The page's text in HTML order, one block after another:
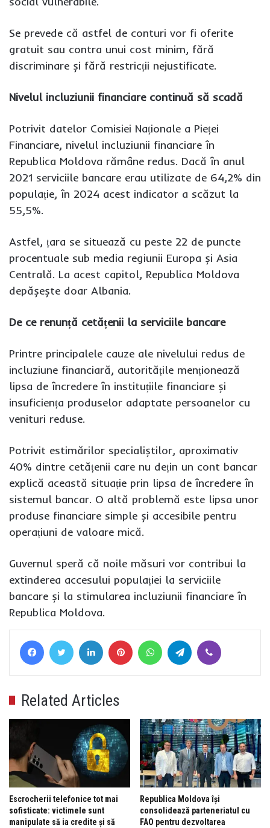
Se prevede că astfel de conturi vor fi oferite
gratuit sau contra unui cost minim, fără
discriminare și fără restricții nejustificate.
Nivelul incluziunii financiare continuă să scadă
Potrivit datelor Comisiei Naționale a Pieței
Financiare, nivelul incluziunii financiare în
Republica Moldova rămâne redus. Dacă în anul
2021 serviciile bancare erau utilizate de 64,2% din
populație, în 2024 acest indicator a scăzut la
55,5%.
Astfel, țara se situează cu peste 22 de puncte
procentuale sub media regiunii Europa și Asia
Centrală. La acest capitol, Republica Moldova
depășește doar Albania.
De ce renunță cetățenii la serviciile bancare
Printre principalele cauze ale nivelului redus de
incluziune financiară, autoritățile menționează
lipsa de încredere în instituțiile financiare și
insuficiența produselor adaptate persoanelor cu
venituri reduse.
Potrivit estimărilor specialiștilor, aproximativ
40% dintre cetățenii care nu dețin un cont bancar
explică această situație prin lipsa de încredere în
sistemul bancar. O altă problemă este lipsa unor
produse financiare simple și accesibile pentru
operațiuni de valoare mică.
Guvernul speră că noile măsuri vor contribui la
extinderea accesului populației la serviciile
bancare și la stimularea incluziunii financiare în
Republica Moldova.
FacebookTwitter LinkedIn Pinterest WhatsAppTelegram
Related Articles
Escrocherii telefonice tot mai
sofisticate: victimele sunt
manipulate să ia credite și să
Republica Moldova își
consolidează parteneriatul cu
FAO pentru dezvoltarea